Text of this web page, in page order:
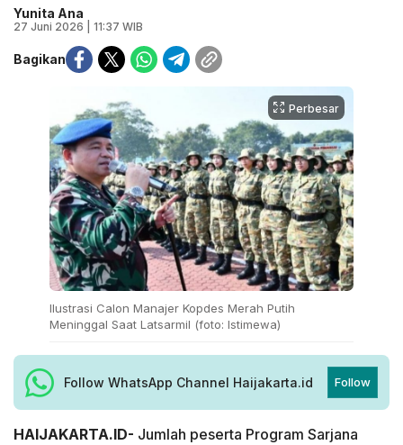
Yunita Ana
27 Juni 2026 | 11:37 WIB
Bagikan
Perbesar
Ilustrasi Calon Manajer Kopdes Merah Putih
Meninggal Saat Latsarmil (foto: Istimewa)
Follow WhatsApp Channel Haijakarta.id Follow
HAIJAKARTA.ID- Jumlah peserta Program Sarjana